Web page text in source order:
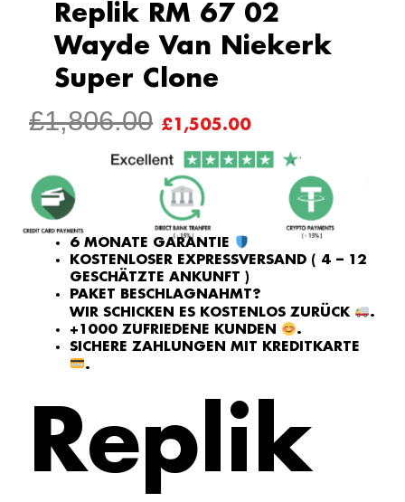
Replik RM 67 02
Wayde Van Niekerk
Super Clone
£1,806.00
PREIS
WAR:
£1,806.00
£1,505.00
PREIS
IST:
£1,505.00.
6 MONATE GARANTIE
KOSTENLOSER EXPRESSVERSAND ( 4 – 12
GESCHÄTZTE ANKUNFT )
PAKET BESCHLAGNAHMT?
WIR SCHICKEN ES KOSTENLOS ZURÜCK
.
+1000 ZUFRIEDENE KUNDEN
.
SICHERE ZAHLUNGEN MIT KREDITKARTE
.
Replik